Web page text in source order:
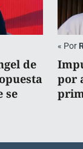
de
se
« Por
por